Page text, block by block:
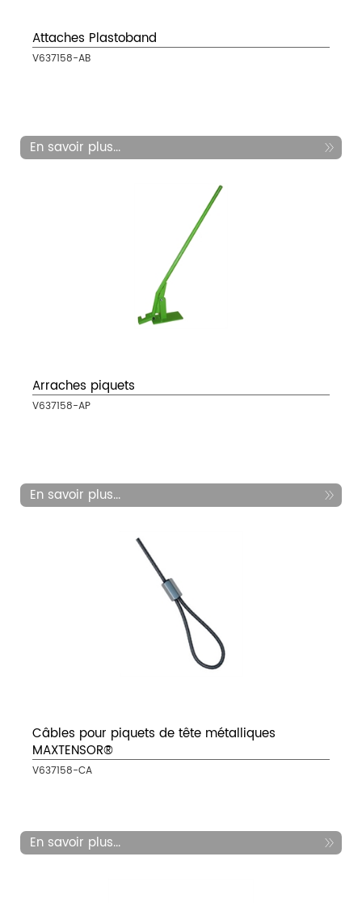
Attaches Plastoband
V637158-AB
En savoir plus...
Arraches piquets
V637158-AP
En savoir plus...
Câbles pour piquets de tête métalliques
MAXTENSOR®
V637158-CA
En savoir plus...